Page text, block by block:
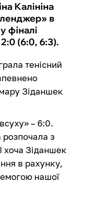
Калініна
в
фіналі
(6:0, 6:3).
тенісний
Зіданшек
– 6:0.
розпочала з
хоча Зіданшек
в рахунку,
нашої